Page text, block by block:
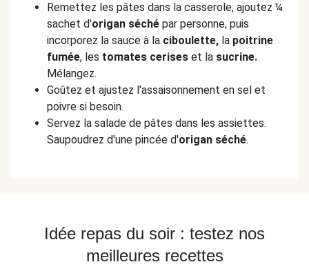
Remettez les pâtes dans la casserole, ajoutez ¼
sachet d'origan séché par personne, puis
incorporez la sauce à la ciboulette, la poitrine
fumée, les tomates cerises et la sucrine.
Mélangez.
Goûtez et ajustez l'assaisonnement en sel et
poivre si besoin.
Servez la salade de pâtes dans les assiettes.
Saupoudrez d'une pincée d'origan séché.
Idée repas du soir : testez nos
meilleures recettes